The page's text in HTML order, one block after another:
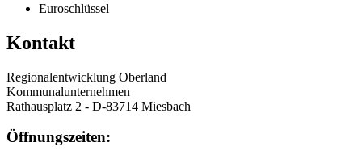
Euroschlüssel
Kontakt
Regionalentwicklung Oberland
Kommunalunternehmen
Rathausplatz 2 - D-83714 Miesbach
Öffnungszeiten: